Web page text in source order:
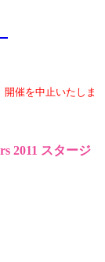
催を中止いたしま
2011 スタージ